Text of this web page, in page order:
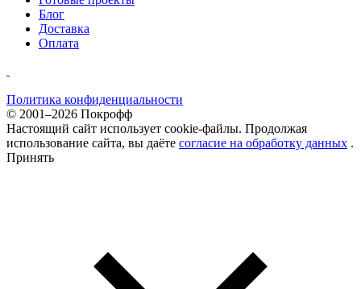
Блог
Доставка
Оплата
Политика конфиденциальности
© 2001–2026 Покрофф
Настоящий сайт использует cookie-файлы. Продолжая
использование сайта, вы даёте согласие на обработку данных .
Принять